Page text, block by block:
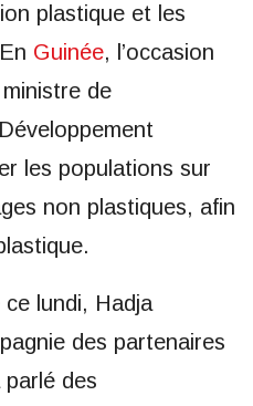
plastique et les
Guinée, l’occasion
de
les populations sur
non plastiques, afin
lundi, Hadja
des partenaires
des